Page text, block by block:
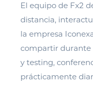
El equipo de Fx2
distancia,
la empresa
compartir durante
y testing,
prácticamente